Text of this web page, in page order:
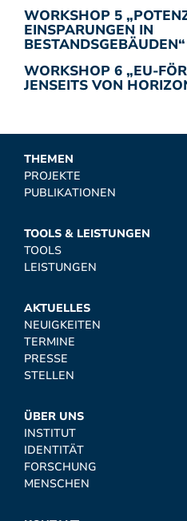
WORKSHOP 5
EINSPARUNGEN IN
BESTANDSGEBÄUDEN“
WORKSHOP 6 „EU-
JENSEITS VON
THEMEN
PROJEKTE
PUBLIKATIONEN
TOOLS & LEISTUNGEN
TOOLS
LEISTUNGEN
AKTUELLES
NEUIGKEITEN
TERMINE
PRESSE
STELLEN
ÜBER UNS
INSTITUT
IDENTITÄT
FORSCHUNG
MENSCHEN